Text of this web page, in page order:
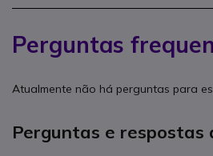
Perguntas
Atualmente não há perguntas para
Perguntas e respostas